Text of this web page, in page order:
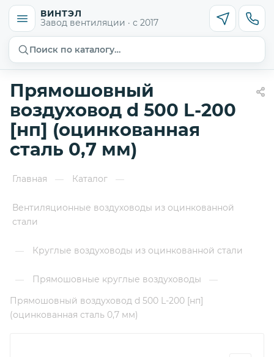
ВИНТЭЛ
Завод вентиляции · с 2017
Поиск по каталогу…
Прямошовный
воздуховод d 500 L-200
[нп] (оцинкованная
сталь 0,7 мм)
Главная — Каталог —
Вентиляционные воздуховоды из оцинкованной
стали
— Круглые воздуховоды из оцинкованной стали
— Прямошовные круглые воздуховоды
—
Прямошовный воздуховод d 500 L-200 [нп]
(оцинкованная сталь 0,7 мм)